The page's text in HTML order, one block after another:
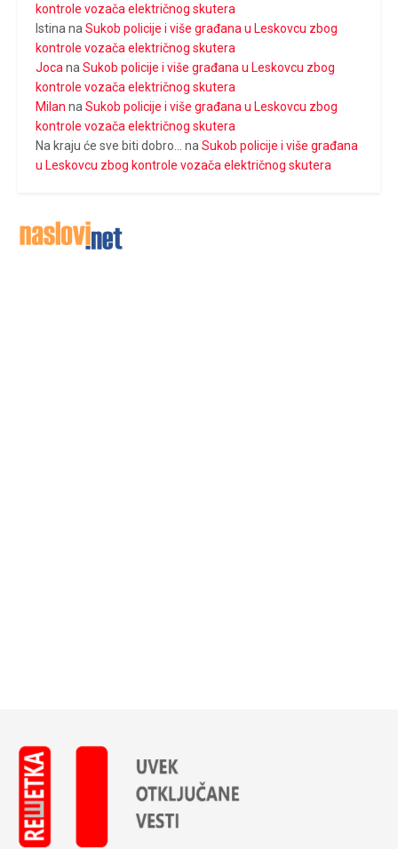
kontrole vozača električnog skutera
Istina na Sukob policije i više građana u Leskovcu zbog
kontrole vozača električnog skutera
Joca na Sukob policije i više građana u Leskovcu zbog
kontrole vozača električnog skutera
Milan na Sukob policije i više građana u Leskovcu zbog
kontrole vozača električnog skutera
Na kraju će sve biti dobro...
na Sukob policije i više građana
u Leskovcu zbog kontrole vozača električnog skutera